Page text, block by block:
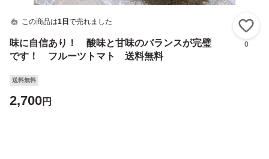
この商品は1日 で売れました
味に自信あり！ 酸味と甘味のバランスが完璧
です！ フルーツトマト 送料無料
0
送料無料
2,700円